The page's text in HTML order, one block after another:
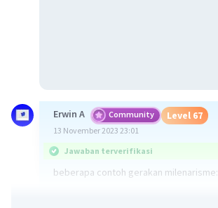
Erwin A Community Level 67
13 November 2023 23:01
Jawaban terverifikasi
beberapa contoh gerakan milenarisme: